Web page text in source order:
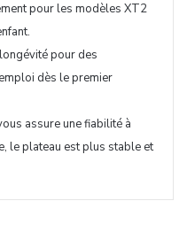
pour les modèles XT2
pour des
dès le premier
assure une fiabilité à
le plateau est plus stable et